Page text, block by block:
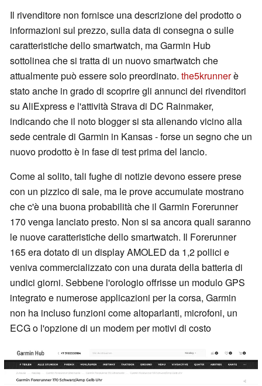
Il rivenditore non fornisce una descrizione del prodotto o
informazioni sul prezzo, sulla data di consegna o sulle
caratteristiche dello smartwatch, ma Garmin Hub
sottolinea che si tratta di un nuovo smartwatch che
attualmente può essere solo preordinato. the5krunnerè
stato anche in grado di scoprire gli annunci dei rivenditori
su AliExpress e l'attività Strava di DC Rainmaker,
indicando che il noto blogger si sta allenando vicino alla
sede centrale di Garmin in Kansas - forse un segno che un
nuovo prodotto è in fase di test prima del lancio.
Come al solito, tali fughe di notizie devono essere prese
con un pizzico di sale, ma le prove accumulate mostrano
che c'è una buona probabilità che il Garmin Forerunner
170 venga lanciato presto. Non si sa ancora quali saranno
le nuove caratteristiche dello smartwatch. Il Forerunner
165 era dotato di un display AMOLED da 1,2 pollici e
veniva commercializzato con una durata della batteria di
undici giorni. Sebbene l'orologio offrisse un modulo GPS
integrato e numerose applicazioni per la corsa, Garmin
non ha incluso funzioni come altoparlanti, microfoni, un
ECG o l'opzione di un modem per motivi di costo